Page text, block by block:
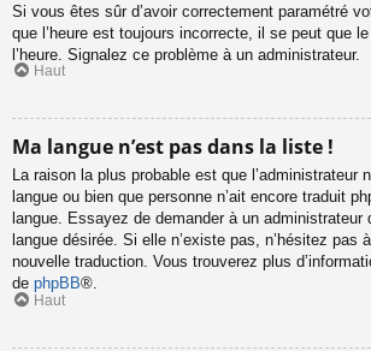
Si vous êtes sûr d’avoir correctement paramétré
que l’heure est toujours incorrecte, il se peut que
l’heure. Signalez ce problème à un administrateur.
Haut
Ma langue n’est pas dans la liste !
La raison la plus probable est que l’administrateur
langue ou bien que personne n’ait encore traduit
langue. Essayez de demander à un administrateur
langue désirée. Si elle n’existe pas, n’hésitez pas
nouvelle traduction. Vous trouverez plus
de phpBB®.
Haut